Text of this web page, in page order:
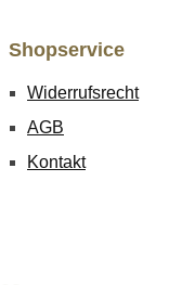
Shopservice
Widerrufsrecht
AGB
Kontakt